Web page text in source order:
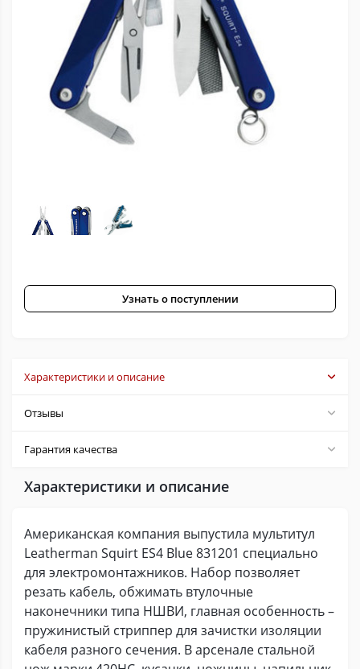
Узнать о поступлении
Характеристики и описание
Отзывы
Гарантия качества
Характеристики и описание
Американская компания выпустила мультитул
Leatherman Squirt ES4 Blue 831201 специально
для электромонтажников. Набор позволяет
резать кабель, обжимать втулочные
наконечники типа НШВИ, главная особенность –
пружинистый стриппер для зачистки изоляции
кабеля разного сечения. В арсенале стальной